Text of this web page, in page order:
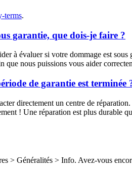
terms.
garantie, que dois-je faire ?
à évaluer si votre dommage est
que nous puissions vous aider
de garantie est terminée
directement un centre de
! Une réparation est plus durable
> Généralités > Info. Avez-vous